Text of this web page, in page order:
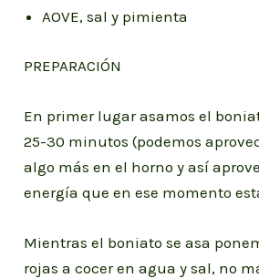
AOVE, sal y pimienta
PREPARACIÓN
En primer lugar asamos el
25-30 minutos (podemos
algo más en el horno y así
energía que en ese momento
Mientras el boniato se asa
rojas a cocer en agua y sal, no